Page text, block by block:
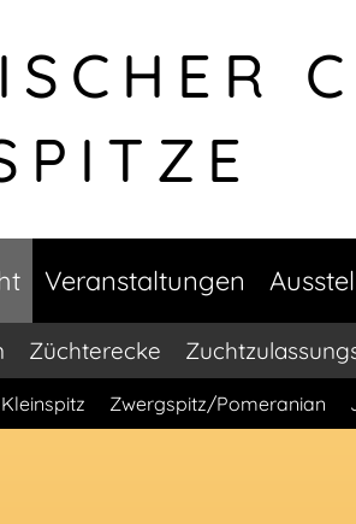
Veranstaltungen
Züchterecke
Kleinspitz Zwergspitz/Pomeranian